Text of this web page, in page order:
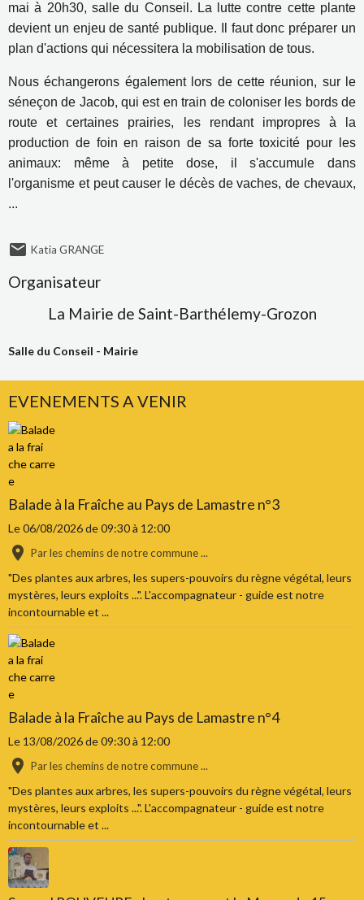
mai à 20h30, salle du Conseil. La lutte contre cette plante
devient un enjeu de santé publique. Il faut donc préparer un
plan d'actions qui nécessitera la mobilisation de tous.
Nous échangerons également lors de cette réunion, sur le
séneçon de Jacob, qui est en train de coloniser les bords de
route et certaines prairies, les rendant impropres à la
production de foin en raison de sa forte toxicité pour les
animaux: même à petite dose, il s'accumule dans
l'organisme et peut causer le décès de vaches, de chevaux,
...
Katia GRANGE
Organisateur
La Mairie de Saint-Barthélemy-Grozon
Salle du Conseil - Mairie
EVENEMENTS A VENIR
Balade à la Fraîche au Pays de Lamastre n°3
Le 06/08/2026de 09:30à 12:00
Par les chemins de notre commune ...
"Des plantes aux arbres, les supers-pouvoirs du règne végétal, leurs
mystères, leurs exploits ...". L'accompagnateur - guide est notre
incontournable et ...
Balade à la Fraîche au Pays de Lamastre n°4
Le 13/08/2026de 09:30à 12:00
Par les chemins de notre commune ...
"Des plantes aux arbres, les supers-pouvoirs du règne végétal, leurs
mystères, leurs exploits ...". L'accompagnateur - guide est notre
incontournable et ...